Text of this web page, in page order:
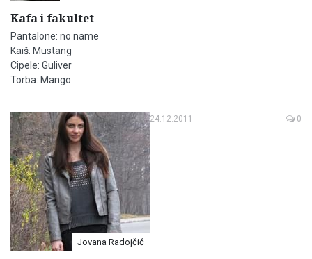
Kafa i fakultet
Pantalone: no name
Kaiš: Mustang
Cipele: Guliver
Torba: Mango
Jovana Radojčić
24.12.2011 0